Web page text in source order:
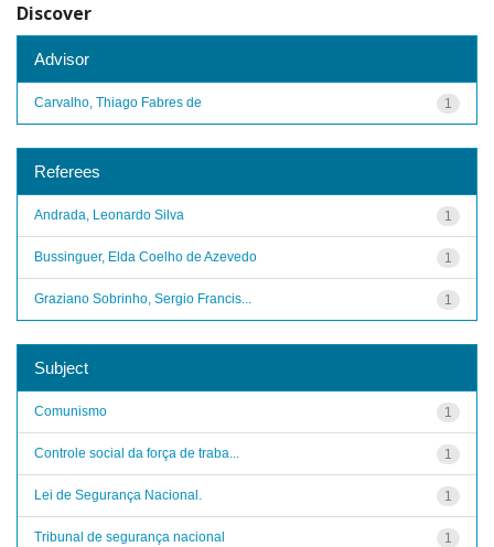
Discover
Advisor
1
Carvalho, Thiago Fabres de
Referees
1
Andrada, Leonardo Silva
1
Bussinguer, Elda Coelho de Azevedo
1
Graziano Sobrinho, Sergio Francis...
Subject
1
Comunismo
1
Controle social da força de traba...
1
Lei de Segurança Nacional.
1
Tribunal de segurança nacional